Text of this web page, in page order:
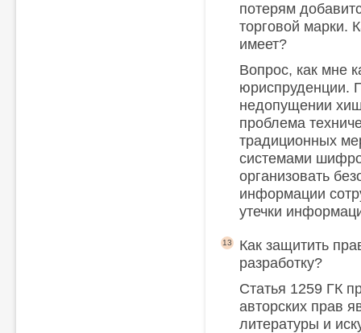
потерям
торговой марки.
имеет?
Вопрос, как мне
юриспруденции.
недопущении
проблема
традиционных
системами
организовать
информации
утечки
Как защитить
разработку?
Статья 1259 ГК
авторских прав
литературы и
13